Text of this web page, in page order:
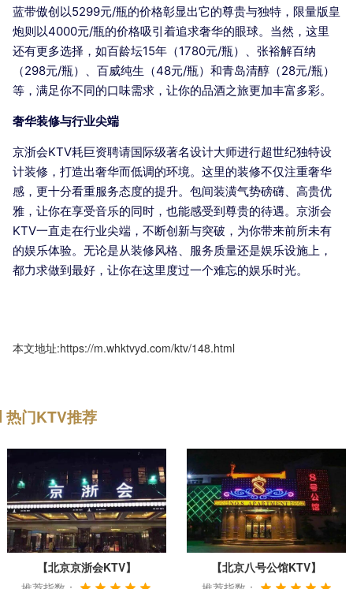
蓝带傲创以5299元/瓶的价格彰显出它的尊贵与独特，限量版皇
炮则以4000元/瓶的价格吸引着追求奢华的眼球。当然，这里
还有更多选择，如百龄坛15年（1780元/瓶）、张裕解百纳
（298元/瓶）、百威纯生（48元/瓶）和青岛清醇（28元/瓶）
等，满足你不同的口味需求，让你的品酒之旅更加丰富多彩。
奢华装修与行业尖端
京浙会KTV耗巨资聘请国际级著名设计大师进行超世纪独特设
计装修，打造出奢华而低调的环境。这里的装修不仅注重奢华
感，更十分看重服务态度的提升。包间装潢气势磅礴、高贵优
雅，让你在享受音乐的同时，也能感受到尊贵的待遇。京浙会
KTV一直走在行业尖端，不断创新与突破，为你带来前所未有
的娱乐体验。无论是从装修风格、服务质量还是娱乐设施上，
都力求做到最好，让你在这里度过一个难忘的娱乐时光。
本文地址:https://m.whktvyd.com/ktv/148.html
热门KTV推荐
【北京京浙会KTV】
【北京八号公馆KTV】